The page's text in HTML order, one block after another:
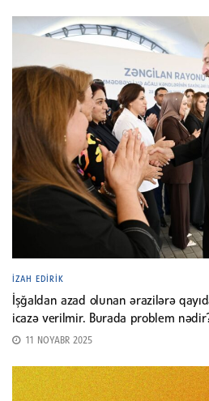
İZAH EDIRIK
İşğaldan azad olunan ərazilərə
icazə verilmir. Burada problem
11 NOYABR 2025